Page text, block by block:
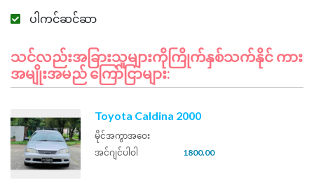
ပါကင်ဆင်ဆာ
သင်လည်းအခြားသူများကိုကြိုက်နှစ်သက်နိုင် ကား
အမျိုးအမည် ကြော်ငြာများ:
Toyota Caldina 2000
မိုင်အကွာအဝေး
အင်ဂျင်ပါဝါ
1800.00